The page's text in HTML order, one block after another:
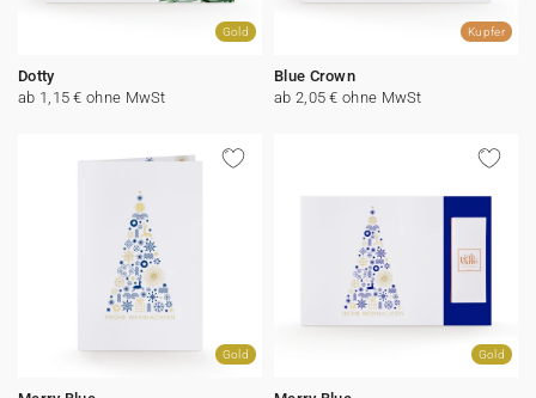
Gold
Dotty
ab 1,15 € ohne MwSt
Kupfer
Blue Crown
ab 2,05 € ohne MwSt
Gold Gold